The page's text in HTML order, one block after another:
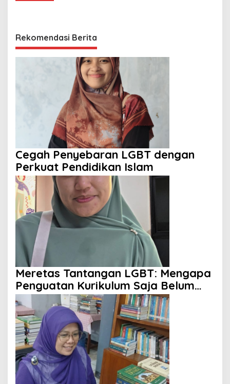
Rekomendasi Berita
Cegah Penyebaran LGBT dengan
Perkuat Pendidikan Islam
Meretas Tantangan LGBT: Mengapa
Penguatan Kurikulum Saja Belum
Cukup?